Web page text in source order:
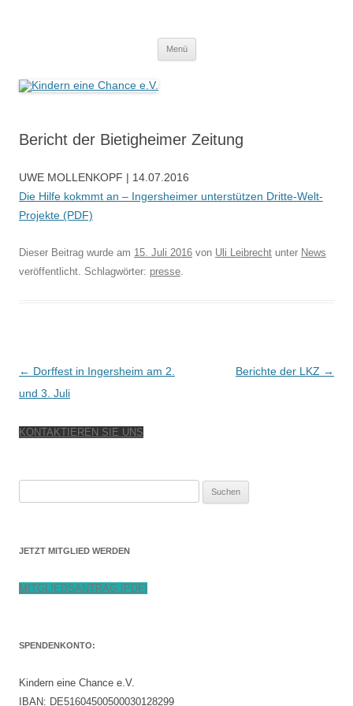
Menü
Bericht der Bietigheimer Zeitung
UWE MOLLENKOPF | 14.07.2016
Die Hilfe kokmmt an – Ingersheimer unterstützen Dritte-Welt-
Projekte (PDF)
Dieser Beitrag wurde am 15. Juli 2016 von Uli Leibrecht unter News
veröffentlicht. Schlagwörter: presse.
Beitragsnavigation
← Dorffest in Ingersheim am 2.
und 3. Juli
Berichte der LKZ →
KONTAKTIEREN SIE UNS
JETZT MITGLIED WERDEN
MITGLIEDSANTRAG (PDF)
SPENDENKONTO:
Kindern eine Chance e.V.
IBAN: DE51604500500030128299